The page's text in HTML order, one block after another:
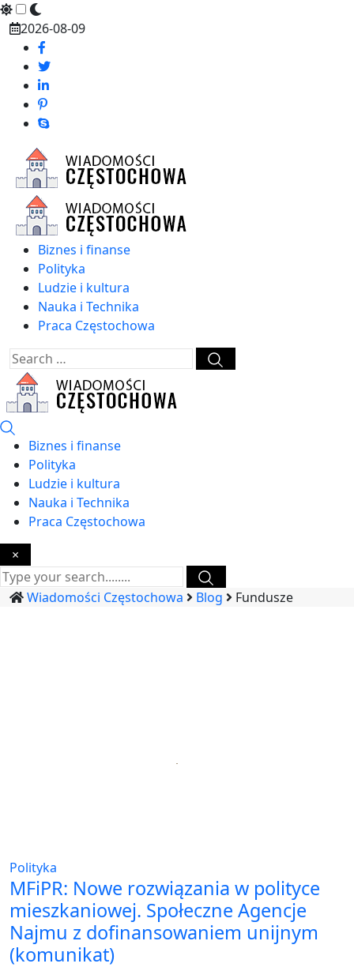
Skip
content
2026-08-09
Biznes i finanse
Polityka
Ludzie i kultura
Nauka i Technika
Praca Częstochowa
Biznes i finanse
Polityka
Ludzie i kultura
Nauka i Technika
Praca Częstochowa
×
Wiadomości Częstochowa Blog Fundusze
Polityka
MFiPR: Nowe rozwiązania w polityce
mieszkaniowej. Społeczne Agencje
Najmu z dofinansowaniem unijnym
(komunikat)